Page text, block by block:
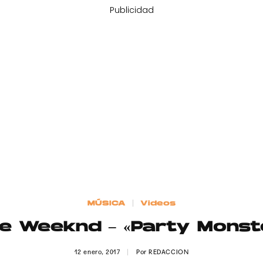
Publicidad
MÚSICA Videos
Weeknd – «Party
12 enero, 2017 PorREDACCION